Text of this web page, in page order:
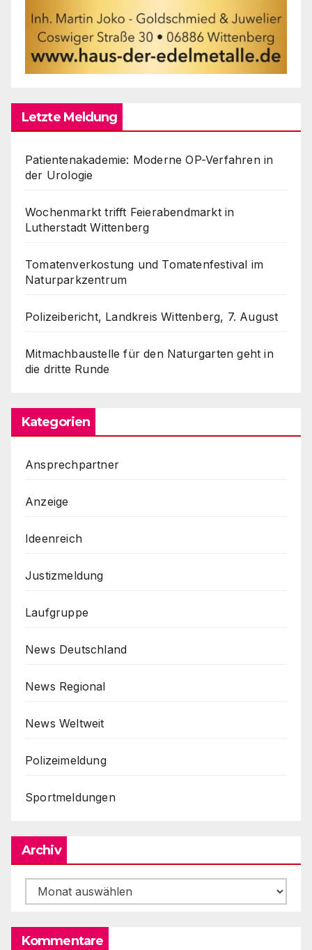
Letzte Meldung
Patientenakademie: Moderne OP-Verfahren in
der Urologie
Wochenmarkt trifft Feierabendmarkt in
Lutherstadt Wittenberg
Tomatenverkostung und Tomatenfestival im
Naturparkzentrum
Polizeibericht, Landkreis Wittenberg, 7. August
Mitmachbaustelle für den Naturgarten geht in
die dritte Runde
Kategorien
Ansprechpartner
Anzeige
Ideenreich
Justizmeldung
Laufgruppe
News Deutschland
News Regional
News Weltweit
Polizeimeldung
Sportmeldungen
Archiv
Archiv
Kommentare